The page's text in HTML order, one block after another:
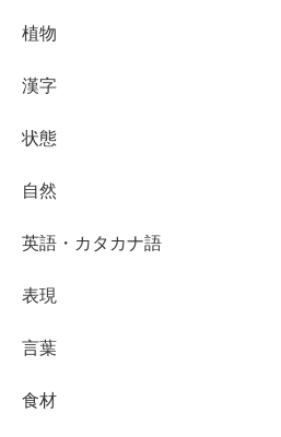
植物
漢字
状態
自然
英語・カタカナ語
表現
言葉
食材